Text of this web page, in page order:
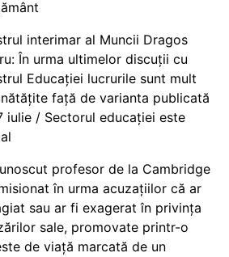
interimar al Muncii Dragos
În urma ultimelor discuții cu
Educației lucrurile sunt mult
față de varianta publicată
iulie / Sectorul educației este
profesor de la Cambridge
în urma acuzațiilor că ar
sau ar fi exagerat în privința
sale, promovate printr-o
de viață marcată de un